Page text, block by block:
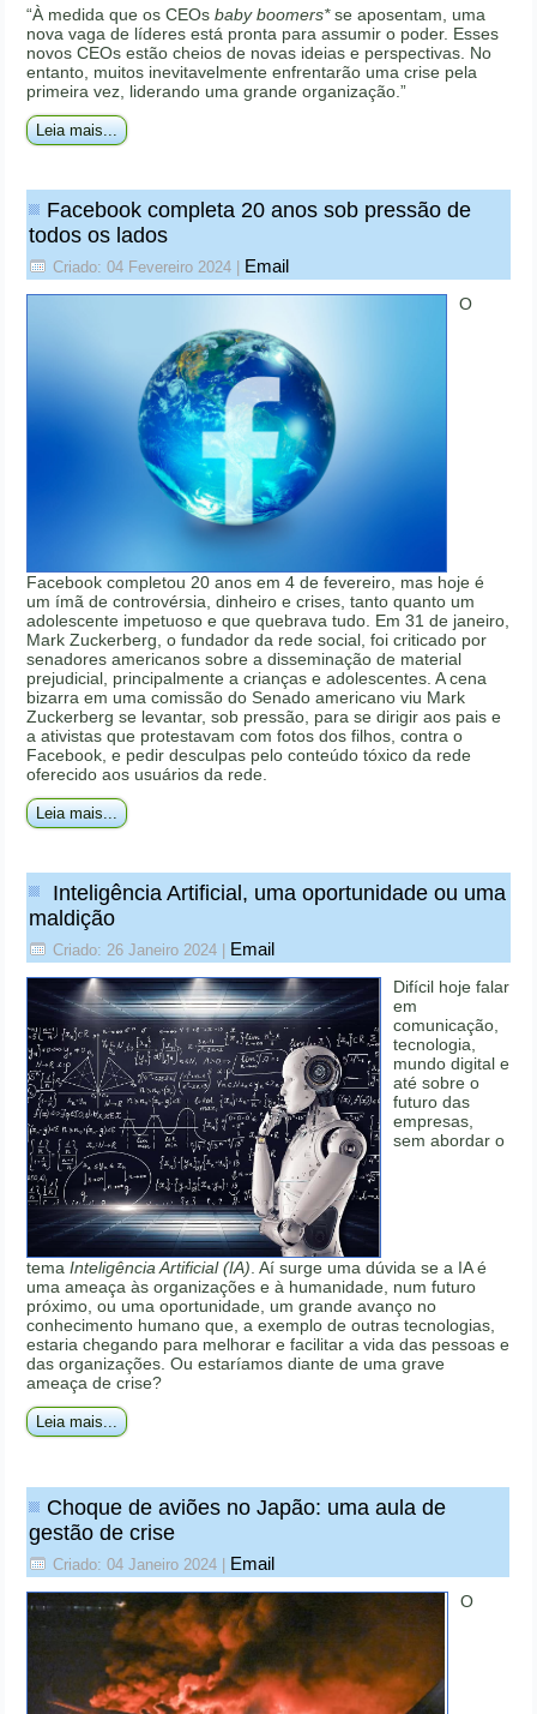
“À medida que os CEOsbaby boomers*se aposentam, uma
nova vaga de líderes está pronta para assumir o poder. Esses
novos CEOs estão cheios de novas ideias e perspectivas. No
entanto, muitos inevitavelmente enfrentarão uma crise pela
primeira vez, liderando uma grande organização.”
Leia mais...
Facebook completa 20 anos sob pressão de
todos os lados
Criado: 04 Fevereiro 2024 Email
O
Facebook completou 20 anos em 4 de fevereiro, mas hoje é
um ímã de controvérsia, dinheiro e crises, tanto quanto um
adolescente impetuoso e que quebrava tudo. Em 31 de janeiro,
Mark Zuckerberg, o fundador da rede social, foi criticado por
senadores americanos sobre a disseminação de material
prejudicial, principalmente a crianças e adolescentes. A cena
bizarra em uma comissão do Senado americano viu Mark
Zuckerberg se levantar, sob pressão, para se dirigir aos pais e
a ativistas que protestavam com fotos dos filhos, contra o
Facebook, e pedir desculpas pelo conteúdo tóxico da rede
oferecido aos usuários da rede.
Leia mais...
Inteligência Artificial, uma oportunidade ou uma
maldição
Criado: 26 Janeiro 2024 | Email
Difícil hoje falar
em
comunicação,
tecnologia,
mundo digital e
até sobre o
futuro das
empresas,
sem abordar o
temaInteligência Artificial (IA). Aí surge uma dúvida se a IA é
uma ameaça às organizações e à humanidade, num futuro
próximo, ou uma oportunidade, um grande avanço no
conhecimento humano que, a exemplo de outras tecnologias,
estaria chegando para melhorar e facilitar a vida das pessoas e
das organizações. Ou estaríamos diante de uma grave
ameaça de crise?
Leia mais...
Choque de aviões no Japão: uma aula de
gestão de crise
Criado: 04 Janeiro 2024 Email
O